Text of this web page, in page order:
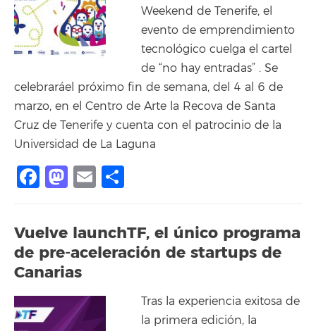
Weekend de Tenerife, el
evento de emprendimiento
tecnológico cuelga el cartel
de “no hay entradas” . Se
celebraráel próximo fin de semana, del 4 al 6 de
marzo, en el Centro de Arte la Recova de Santa
Cruz de Tenerife y cuenta con el patrocinio de la
Universidad de La Laguna
Facebook
Mastodon
Email
Vuelve launchTF, el único programa
de pre-aceleración de startups de
Canarias
Tras la experiencia exitosa de
la primera edición, la